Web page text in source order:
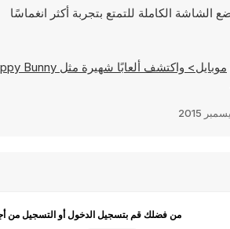
موبايل> واكتشف ألعابًا شهيرة مثل Bunny
من فضلك قم بتسجيل الدخول أو التسجيل من